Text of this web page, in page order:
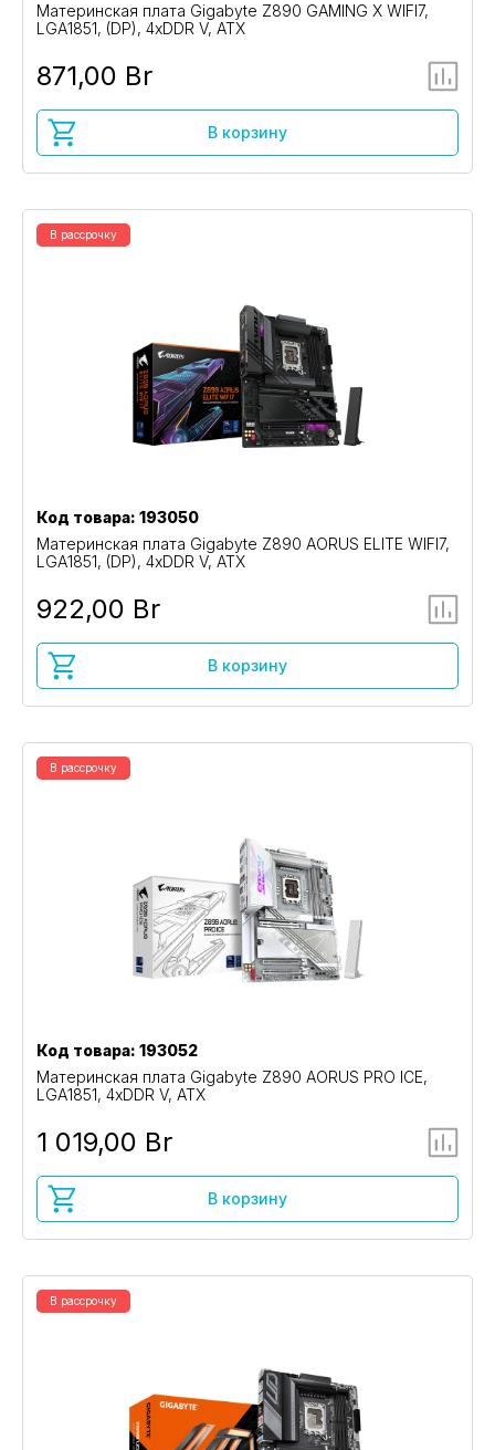
Материнская плата Gigabyte Z890 GAMING X WIFI7,
LGA1851, (DP), 4xDDR V, ATX
871,00 Br
В корзину
В рассрочку
Код товара: 193050
Материнская плата Gigabyte Z890 AORUS ELITE WIFI7,
LGA1851, (DP), 4xDDR V, ATX
922,00 Br
В корзину
В рассрочку
Код товара: 193052
Материнская плата Gigabyte Z890 AORUS PRO ICE,
LGA1851, 4xDDR V, ATX
1 019,00 Br
В корзину
В рассрочку